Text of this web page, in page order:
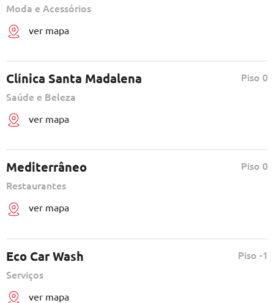
Moda e Acessórios
ver mapa
Clínica Santa Madalena
Piso 0
Saúde e Beleza
ver mapa
Mediterrâneo
Piso 0
Restaurantes
ver mapa
Eco Car Wash
Piso -1
Serviços
ver mapa